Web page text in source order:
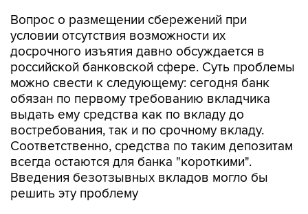
Вопрос о размещении сбережений при
условии отсутствия возможности их
досрочного изъятия давно обсуждается в
российской банковской сфере. Суть проблемы
можно свести к следующему: сегодня банк
обязан по первому требованию вкладчика
выдать ему средства как по вкладу до
востребования, так и по срочному вкладу.
Соответственно, средства по таким депозитам
всегда остаются для банка "короткими".
Введения безотзывных вкладов могло бы
решить эту проблему